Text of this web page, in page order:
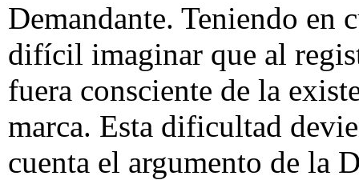
Demandante. Teniendo en
difícil imaginar que al
fuera consciente de la
marca. Esta dificultad
cuenta el argumento de la